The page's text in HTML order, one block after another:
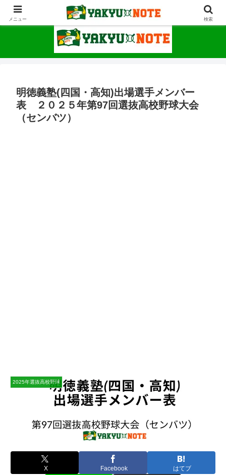
野球が上手くなるための情報サイト
明徳義塾(四国・高知)出場選手メンバー
表 ２０２５年第97回選抜高校野球大会
（センバツ）
2025年選抜高校野球
X Facebook はてブ
メニュー 検索